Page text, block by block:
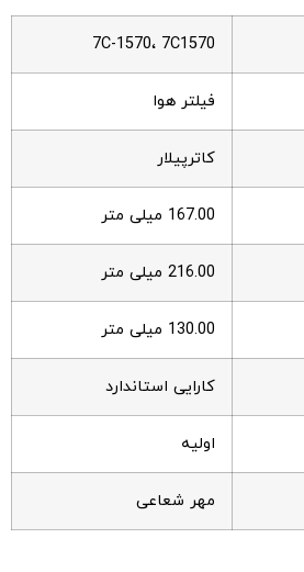
7C-1570، 7C1570
فیلتر هوا
کاترپیلار
167.00 میلی متر
216.00 میلی متر
130.00 میلی متر
کارایی استاندارد
اولیه
مهر شعاعی